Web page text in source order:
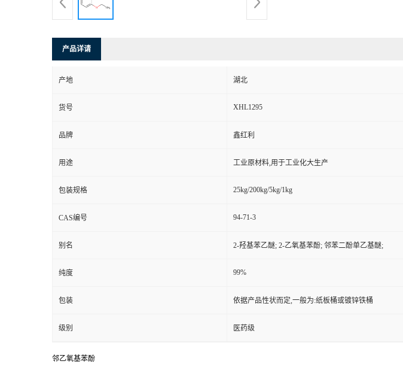
产品详请
产地 湖北
货号 XHL1295
品牌 鑫红利
用途 工业原材料,用于工业化大生产
包装规格 25kg/200kg/5kg/1kg
CAS编号 94-71-3
别名 2-羟基苯乙醚; 2-乙氧基苯酚; 邻苯二酚单乙基醚;
纯度 99%
包装 依据产品性状而定,一般为:纸板桶或镀锌铁桶
级别 医药级
邻乙氧基苯酚